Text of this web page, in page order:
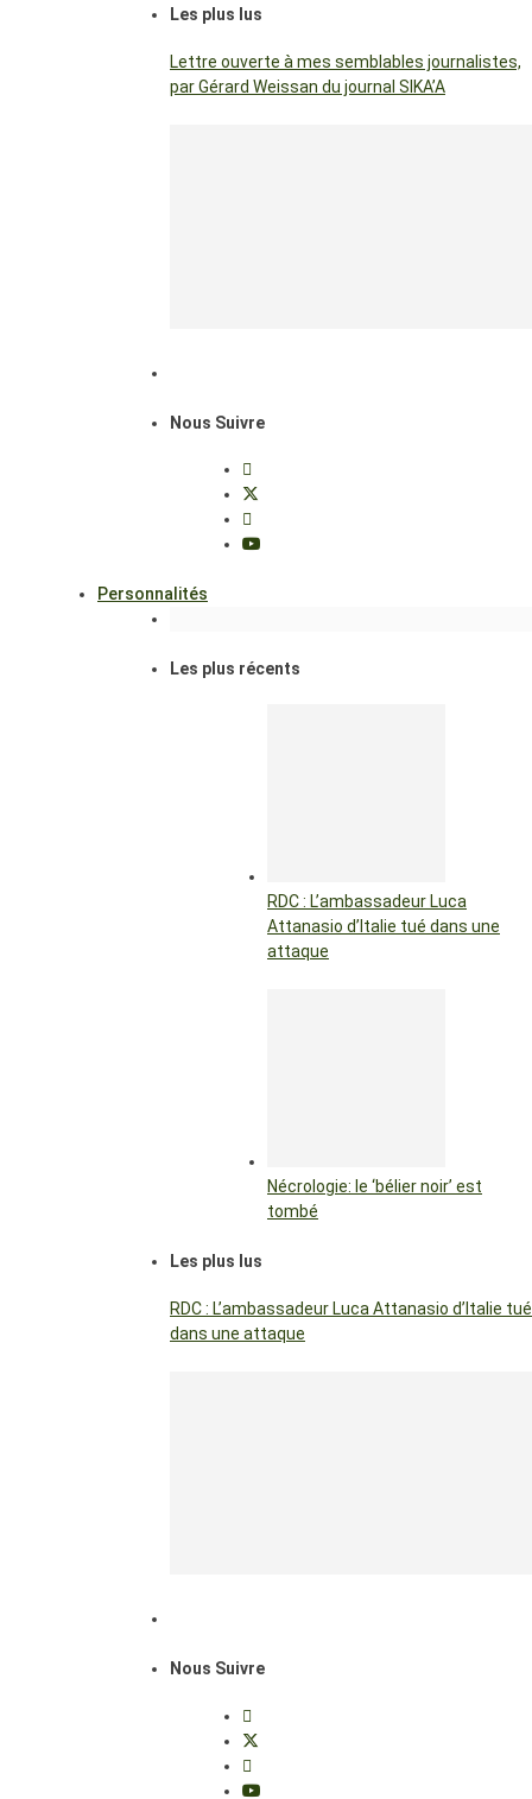
Les plus lus
Lettre ouverte à mes semblables journalistes,
par Gérard Weissan du journal SIKA’A
Nous Suivre
Personnalités
Les plus récents
RDC : L’ambassadeur Luca
Attanasio d’Italie tué dans une
attaque
Nécrologie: le ‘bélier noir’ est
tombé
Les plus lus
RDC : L’ambassadeur Luca Attanasio d’Italie tué
dans une attaque
Nous Suivre